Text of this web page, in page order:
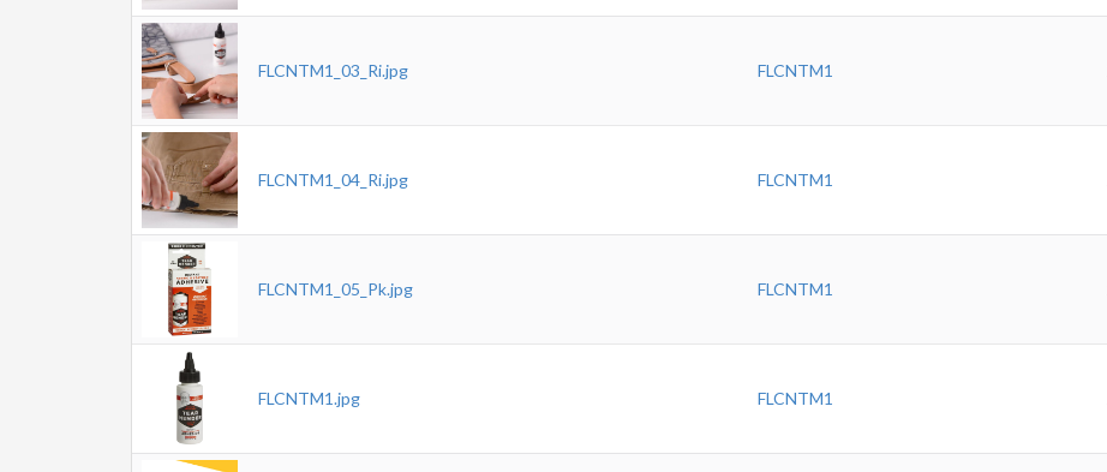
FLCNTM1_03_Ri.jpg FLCNTM1
FLCNTM1_04_Ri.jpg FLCNTM1
FLCNTM1_05_Pk.jpg FLCNTM1
FLCNTM1.jpg FLCNTM1